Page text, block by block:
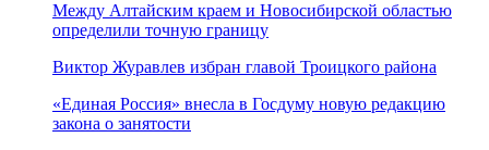
Между Алтайским краем и Новосибирской областью
определили точную границу
Виктор Журавлев избран главой Троицкого района
«Единая Россия» внесла в Госдуму новую редакцию
закона о занятости